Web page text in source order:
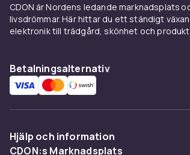
CDON är Nordens ledande marknadsplats
livsdrömmar. Här hittar du ett ständigt
elektronik till trädgård, skönhet och
Betalningsalternativ
Hjälp och information
CDON:s Marknadsplats